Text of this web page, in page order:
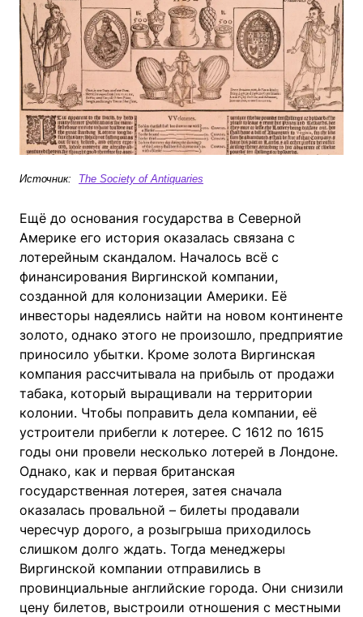
Источник: The Society of Antiquaries
Ещё до основания государства в Северной
Америке его история оказалась связана с
лотерейным скандалом. Началось всё с
финансирования Виргинской компании,
созданной для колонизации Америки. Её
инвесторы надеялись найти на новом континенте
золото, однако этого не произошло, предприятие
приносило убытки. Кроме золота Виргинская
компания рассчитывала на прибыль от продажи
табака, который выращивали на территории
колонии. Чтобы поправить дела компании, её
устроители прибегли к лотерее. С 1612 по 1615
годы они провели несколько лотерей в Лондоне.
Однако, как и первая британская
государственная лотерея, затея сначала
оказалась провальной – билеты продавали
чересчур дорого, а розыгрыша приходилось
слишком долго ждать. Тогда менеджеры
Виргинской компании отправились в
провинциальные английские города. Они снизили
цену билетов, выстроили отношения с местными